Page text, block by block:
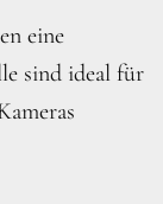
eine
sind ideal für